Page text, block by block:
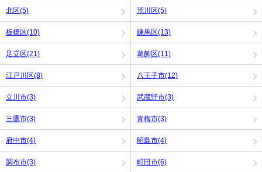
北区(5) 荒川区(5)
板橋区(10) 練馬区(13)
足立区(21) 葛飾区(11)
江戸川区(8) 八王子市(12)
立川市(3) 武蔵野市(3)
三鷹市(3) 青梅市(3)
府中市(4) 昭島市(4)
調布市(3) 町田市(6)